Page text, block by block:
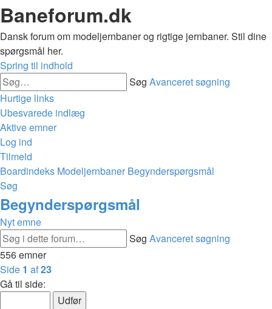
Baneforum.dk
Dansk forum om modeljernbaner og rigtige jernbaner. Stil dine
spørgsmål her.
Spring til indhold
Søg Avanceret søgning
Hurtige links
Ubesvarede indlæg
Aktive emner
Log ind
Tilmeld
Boardindeks Modeljernbaner Begynderspørgsmål
Søg
Begynderspørgsmål
Nyt emne
Søg Avanceret søgning
556 emner
Side 1 af23
Gå til side: